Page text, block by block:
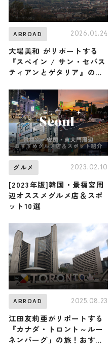
ABROAD 2026.01.24
大場美和 がリポートする
『スペイン / サン・セバス
ティアンとゲタリア』の
やグルメを紹介 2026年1月
24日放送
グルメ 2023.02.10
[2023年版]韓国・景福宮周
辺オススメグルメ店＆スポ
ット10選
ABROAD 2025.08.23
江田友莉亜がリポートする
『カナダ・トロント～ルー
ネンバーグ」の旅！おすす